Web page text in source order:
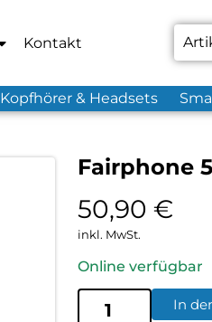
Kontakt
Kopfhörer & Headsets
Fairphone
50,90 €
inkl. MwSt.
Online verfügbar
In